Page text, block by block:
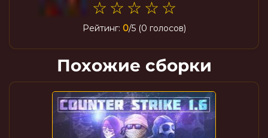
☆ ☆ ☆ ☆ ☆
Рейтинг: 0/5 (0 голосов)
Похожие сборки